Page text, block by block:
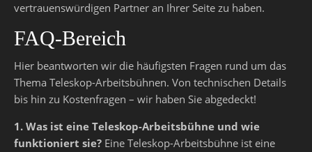
vertrauenswürdigen Partner an Ihrer Seite zu haben.
FAQ-Bereich
Hier beantworten wir die häufigsten Fragen rund um das
Thema Teleskop-Arbeitsbühnen. Von technischen Details
bis hin zu Kostenfragen – wir haben Sie abgedeckt!
1. Was ist eine Teleskop-Arbeitsbühne und wie
funktioniert sie? Eine Teleskop-Arbeitsbühne ist eine